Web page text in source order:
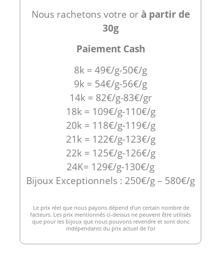
Nous rachetons votre orà partir de
30g
Paiement Cash
8k = 49€/g-50€/g
9k = 54€/g-56€/g
14k = 82€/g-83€/gr
18k = 109€/g-110€/g
20k = 118€/g-119€/g
21k = 122€/g-123€/g
22k = 125€/g-126€/g
24K= 129€/g-130€/g
Bijoux Exceptionnels : 250€/g – 580€/g
Le prix réel que nous payons dépend d’un certain nombre de
facteurs. Les prix mentionnés ci-dessus ne peuvent être utilisés
que pour les bijoux que nous pouvons revendre et sont donc
indépendants du prix actuel de l’or